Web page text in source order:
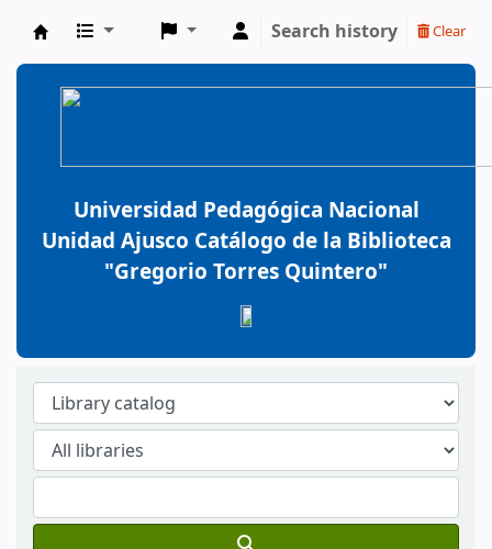
BiblioGTQ
Search history Clear
Universidad Pedagógica Nacional
Unidad Ajusco Catálogo de la Biblioteca
"Gregorio Torres Quintero"